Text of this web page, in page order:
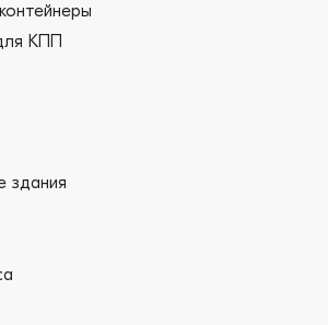
КПП
здания